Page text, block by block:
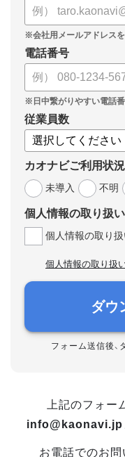
電話番号
従業員数
カオナビご利用状況
未導入
不明
個人情報の取り扱い
個人情報の取り扱
個人情報の取り扱
ダウ
フォーム送信後、
上記のフォー
info@kaonavi.jp
お電話でのお問